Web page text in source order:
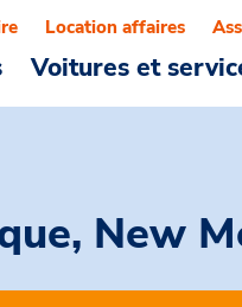
Voitures et
Location affaires
New